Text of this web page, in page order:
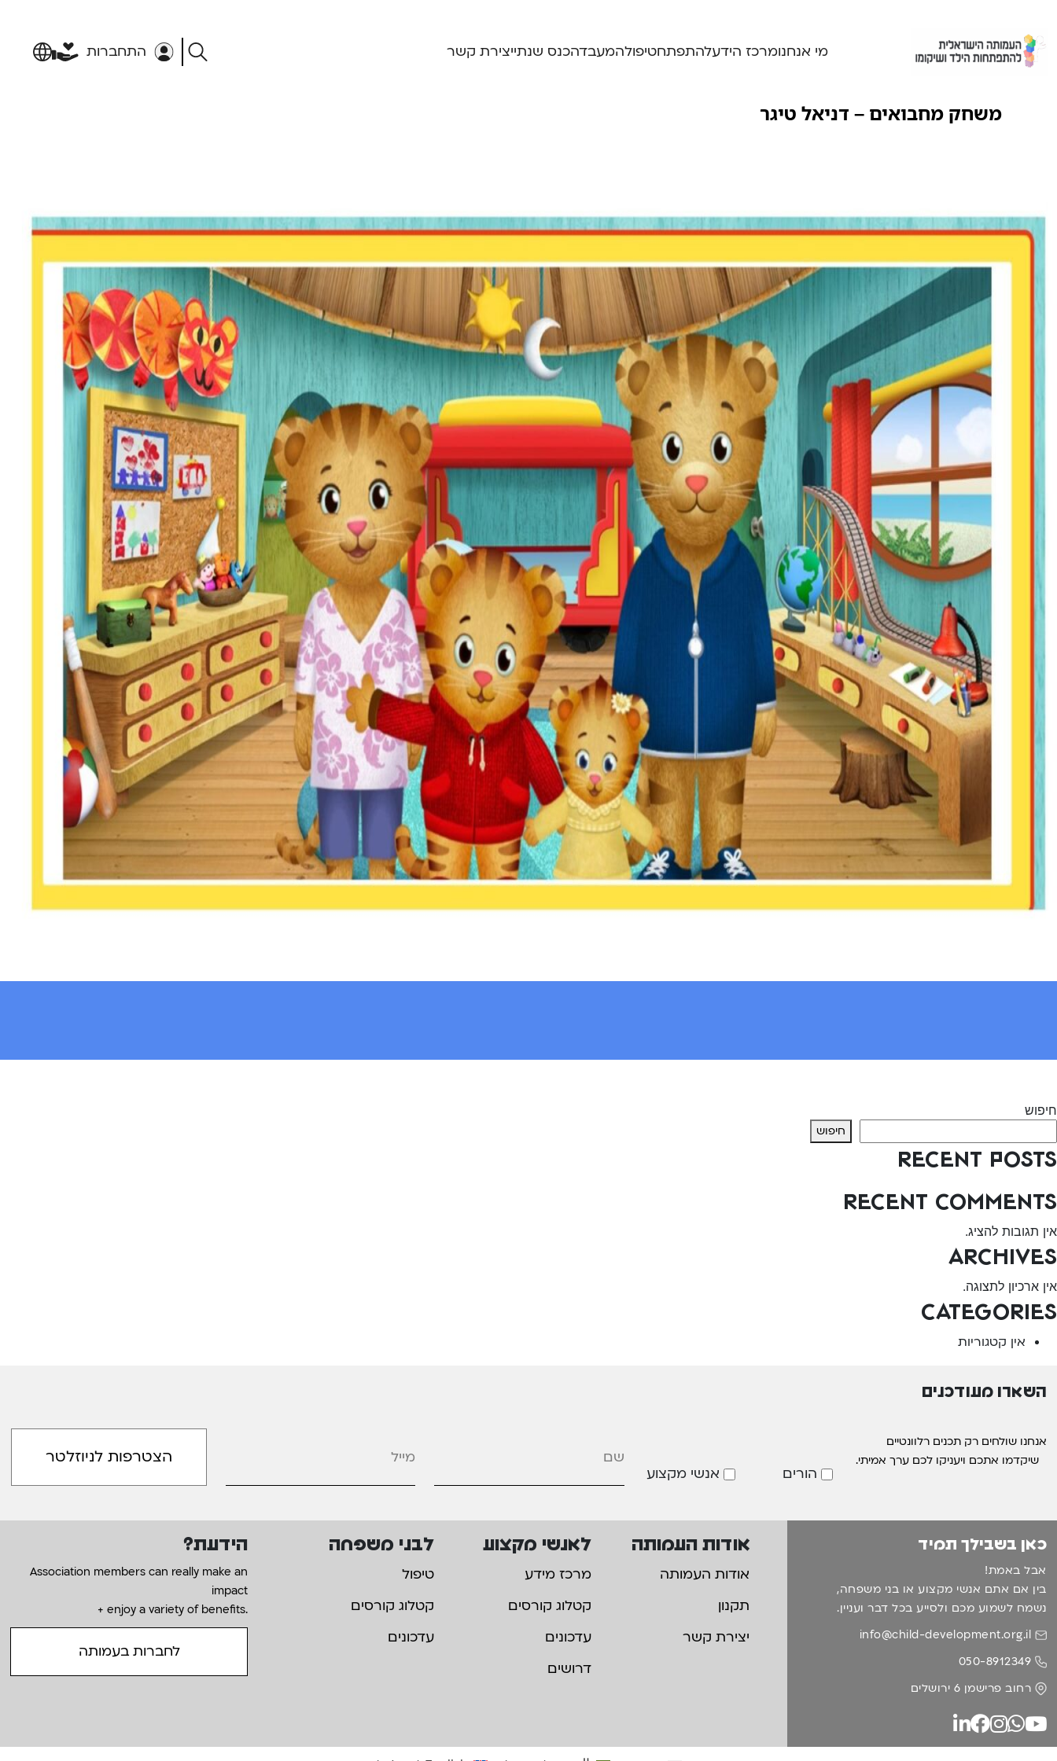
content
מי אנחנומרכז הידעלהתפתחטיפולהמעבדהכנס שנתייצירת קשר התחברות
משחק מחבואים – דניאל טיגר
חיפוש
חיפוש
Recent Posts
Recent Comments
אין תגובות להציג.
Archives
אין ארכיון לתצוגה.
Categories
אין קטגוריות
השארו מעודכנים
אנחנו שולחים רק תכנים רלוונטיים
שיקדמו אתכם ויעניקו לכם ערך אמיתי.
הורים אנשי מקצוע
כאן בשבילך תמיד
אבל באמת!
בין אם אתם אנשי מקצוע או בני משפחה,
נשמח לשמוע מכם ולסייע בכל דבר ועניין.
info@child-development.org.il
050-8912349
רחוב פרישמן 6 ירושלים
אודות העמותה
אודות העמותה
תקנון
יצירת קשר
לאנשי מקצוע
מרכז מידע
קטלוג קורסים
עדכונים
דרושים
לבני משפחה
טיפול
קטלוג קורסים
עדכונים
הידעת?
Association members can really make an
impact
+ enjoy a variety of benefits.
לחברות בעמותה